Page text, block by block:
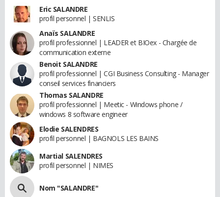
Eric SALANDRE
profil personnel | SENLIS
Anaïs SALANDRE
profil professionnel | LEADER et BIOex - Chargée de
communication externe
Benoit SALANDRE
profil professionnel | CGI Business Consulting - Manager
conseil services financiers
Thomas SALANDRE
profil professionnel | Meetic - Windows phone /
windows 8 software engineer
Elodie SALENDRES
profil personnel | BAGNOLS LES BAINS
Martial SALENDRES
profil personnel | NIMES
Nom "SALANDRE"